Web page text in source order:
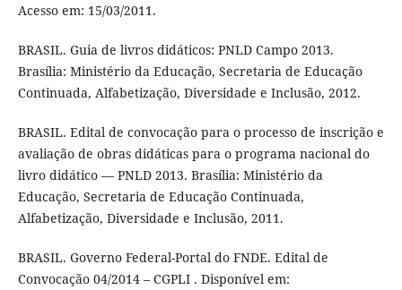
Acesso em: 15/03/2011.
BRASIL. Guia de livros didáticos: PNLD Campo 2013.
Brasília: Ministério da Educação, Secretaria de Educação
Continuada, Alfabetização, Diversidade e Inclusão, 2012.
BRASIL. Edital de convocação para o processo de inscrição e
avaliação de obras didáticas para o programa nacional do
livro didático — PNLD 2013. Brasília: Ministério da
Educação, Secretaria de Educação Continuada,
Alfabetização, Diversidade e Inclusão, 2011.
BRASIL. Governo Federal-Portal do FNDE. Edital de
Convocação 04/2014 – CGPLI . Disponível em: